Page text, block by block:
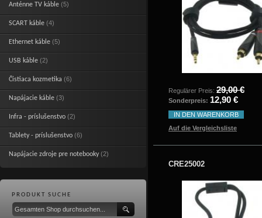
Anténne TV káble (5)
SCART káble (4)
Ethernet káble (5)
USB káble (2)
Čistiaca kozmetika (6)
Napájacie káble (3)
Infra - príslušenstvo (2)
Tablety - príslušenstvo (6)
Napájacie zdroje pre notebooky (2)
PRODUKT SUCHE
Regulärer Preis: 29,00 €
Sonderpreis: 12,90 €
IN DEN WARENKORB
Auf die Vergleichsliste
CRE25002